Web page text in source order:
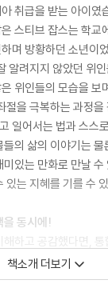
취급을 받는 아이였
스티브 잡스는 학교
며 방황하던 소년이
알려지지 않았던 위
위인들의 모습을 보
절을 극복하는 과정
일어서는 법과 스스
의 삶의 이야기는
있는 만화로 만날
있는 지혜를 기를 수
을 동시에!
하고 공감했다면, 통
시사 상식, 교과 지식
2차 세계 대전의 과
책소개 더보기